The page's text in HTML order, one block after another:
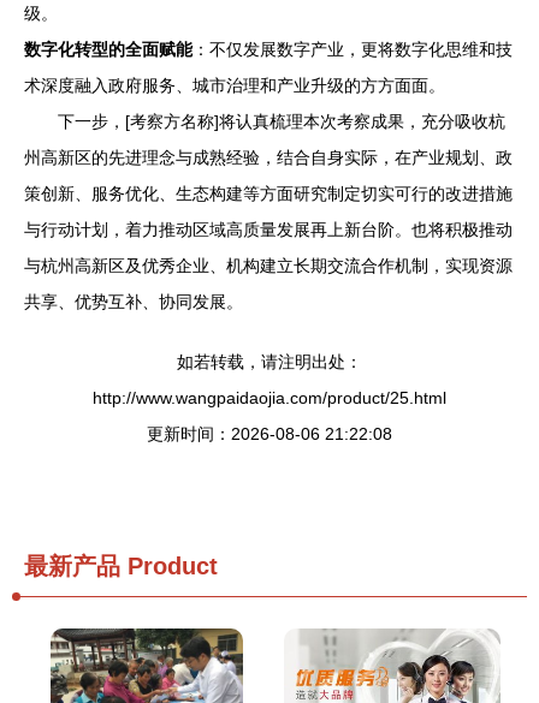
级。
数字化转型的全面赋能：不仅发展数字产业，更将数字化思维和技
术深度融入政府服务、城市治理和产业升级的方方面面。
下一步，[考察方名称]将认真梳理本次考察成果，充分吸收杭
州高新区的先进理念与成熟经验，结合自身实际，在产业规划、政
策创新、服务优化、生态构建等方面研究制定切实可行的改进措施
与行动计划，着力推动区域高质量发展再上新台阶。也将积极推动
与杭州高新区及优秀企业、机构建立长期交流合作机制，实现资源
共享、优势互补、协同发展。
如若转载，请注明出处：
http://www.wangpaidaojia.com/product/25.html
更新时间：2026-08-06 21:22:08
最新产品 Product